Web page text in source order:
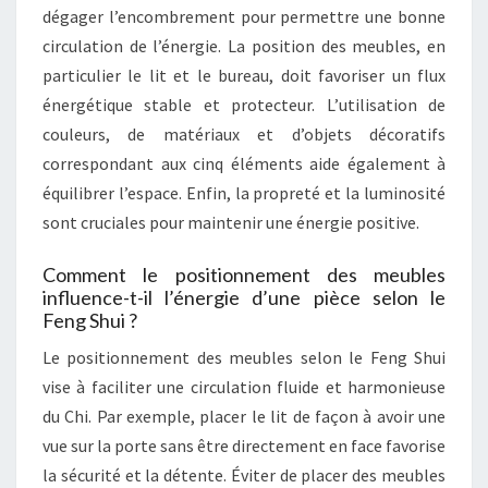
dégager l’encombrement pour permettre une bonne
circulation de l’énergie. La position des meubles, en
particulier le lit et le bureau, doit favoriser un flux
énergétique stable et protecteur. L’utilisation de
couleurs, de matériaux et d’objets décoratifs
correspondant aux cinq éléments aide également à
équilibrer l’espace. Enfin, la propreté et la luminosité
sont cruciales pour maintenir une énergie positive.
Comment le positionnement des meubles
influence-t-il l’énergie d’une pièce selon le
Feng Shui ?
Le positionnement des meubles selon le Feng Shui
vise à faciliter une circulation fluide et harmonieuse
du Chi. Par exemple, placer le lit de façon à avoir une
vue sur la porte sans être directement en face favorise
la sécurité et la détente. Éviter de placer des meubles